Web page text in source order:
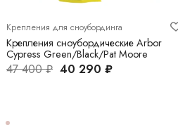
Крепления для сноубординга
Крепления сноубордические Arbor
Cypress Green/Black/Pat Moore
47 400 ₽ 40 290 ₽